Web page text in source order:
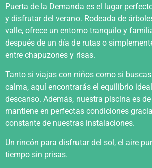
Puerta de la Demanda es el lugar
y disfrutar del verano. Rodeada de
valle, ofrece un entorno tranquilo y
después de un día de rutas o
entre chapuzones y risas.
Tanto si viajas con niños como si
calma, aquí encontrarás el equilibrio
descanso. Además, nuestra piscina es
mantiene en perfectas condiciones
constante de nuestras instalaciones.
Un rincón para disfrutar del sol, el aire
tiempo sin prisas.